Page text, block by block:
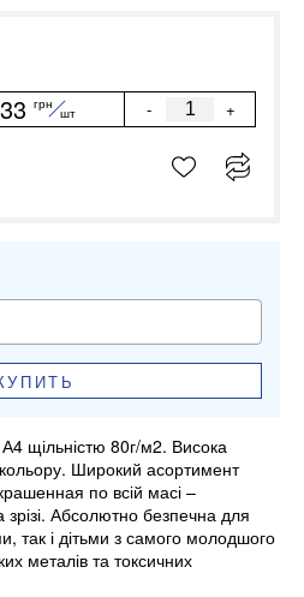
грн
шт - +
щільністю 80г/м2. Висока
кольору. Широкий асортимент
по всій масі –
Абсолютно безпечна для
так і дітьми з самого молодшого
металів та токсичних